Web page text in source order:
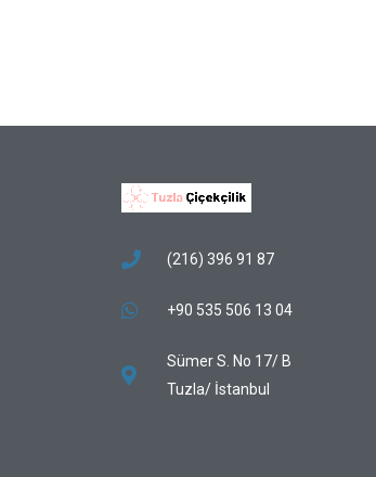
(216) 396 91 87
+90 535 506 13 04
Sümer S. No 17/ B
Tuzla/ İstanbul